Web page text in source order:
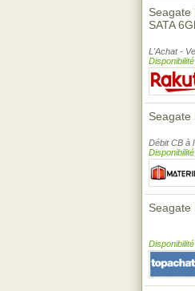
Seagate
SATA
L'Achat -
Seagate
Débit CB à
Seagate